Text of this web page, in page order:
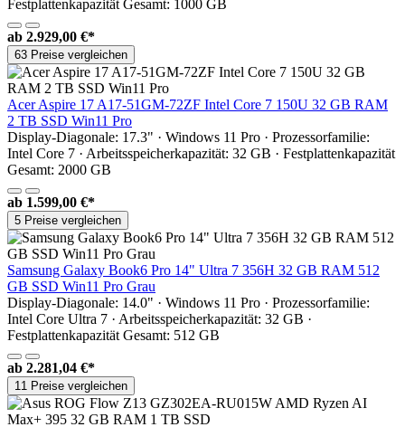
Festplattenkapazität Gesamt: 1000 GB
ab 2.929,00 €*
63 Preise vergleichen
Acer Aspire 17 A17-51GM-72ZF Intel Core 7 150U 32 GB RAM
2 TB SSD Win11 Pro
Display-Diagonale: 17.3" · Windows 11 Pro · Prozessorfamilie:
Intel Core 7 · Arbeitsspeicherkapazität: 32 GB · Festplattenkapazität
Gesamt: 2000 GB
ab 1.599,00 €*
5 Preise vergleichen
Samsung Galaxy Book6 Pro 14" Ultra 7 356H 32 GB RAM 512
GB SSD Win11 Pro Grau
Display-Diagonale: 14.0" · Windows 11 Pro · Prozessorfamilie:
Intel Core Ultra 7 · Arbeitsspeicherkapazität: 32 GB ·
Festplattenkapazität Gesamt: 512 GB
ab 2.281,04 €*
11 Preise vergleichen